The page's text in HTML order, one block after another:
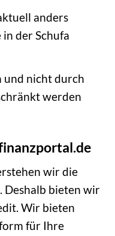
anders
der Schufa
und nicht durch
werden
wir die
Deshalb bieten wir
Wir bieten
für Ihre